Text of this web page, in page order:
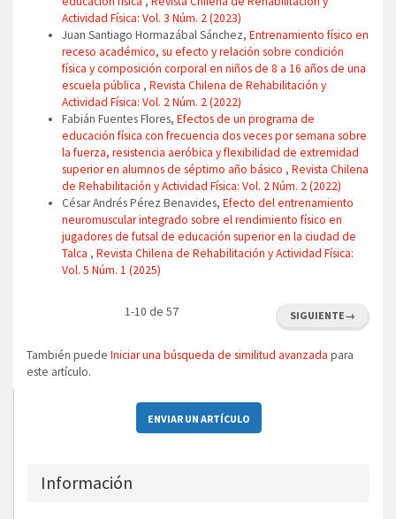
Actividad Física: Vol. 3 Núm. 2 (2023)
Juan Santiago Hormazábal Sánchez, Entrenamiento físico en
receso académico, su efecto y relación sobre condición
física y composición corporal en niños de 8 a 16 años de una
escuela pública , Revista Chilena de Rehabilitación y
Actividad Física: Vol. 2 Núm. 2 (2022)
Fabián Fuentes Flores, Efectos de un programa de
educación física con frecuencia dos veces por semana sobre
la fuerza, resistencia aeróbica y flexibilidad de extremidad
superior en alumnos de séptimo año básico , Revista Chilena
de Rehabilitación y Actividad Física: Vol. 2 Núm. 2 (2022)
César Andrés Pérez Benavides, Efecto del entrenamiento
neuromuscular integrado sobre el rendimiento físico en
jugadores de futsal de educación superior en la ciudad de
Talca , Revista Chilena de Rehabilitación y Actividad Física:
Vol. 5 Núm. 1 (2025)
1-10 de 57 SIGUIENTE→
También puede Iniciar una búsqueda de similitud avanzada para
este artículo.
ENVIAR UN ARTÍCULO
Información